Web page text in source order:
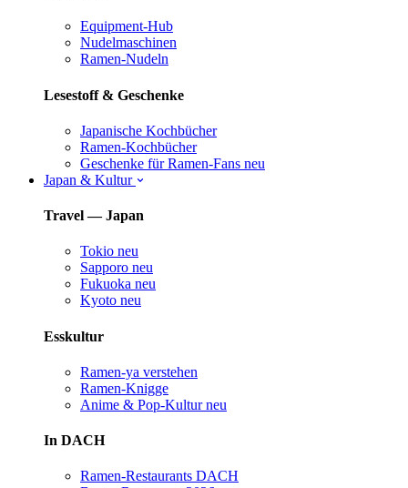
Equipment-Hub
Nudelmaschinen
Ramen-Nudeln
Lesestoff & Geschenke
Japanische Kochbücher
Ramen-Kochbücher
Geschenke für Ramen-Fans neu
Japan & Kultur
Travel — Japan
Tokio neu
Sapporo neu
Fukuoka neu
Kyoto neu
Esskultur
Ramen-ya verstehen
Ramen-Knigge
Anime & Pop-Kultur neu
In DACH
Ramen-Restaurants DACH